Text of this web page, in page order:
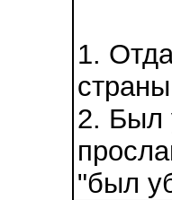
1.
2. Был
"был